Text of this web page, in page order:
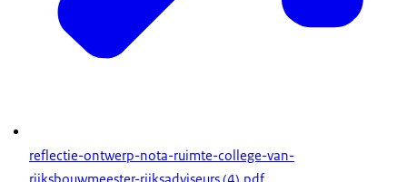
reflectie-ontwerp-nota-ruimte-college-van-